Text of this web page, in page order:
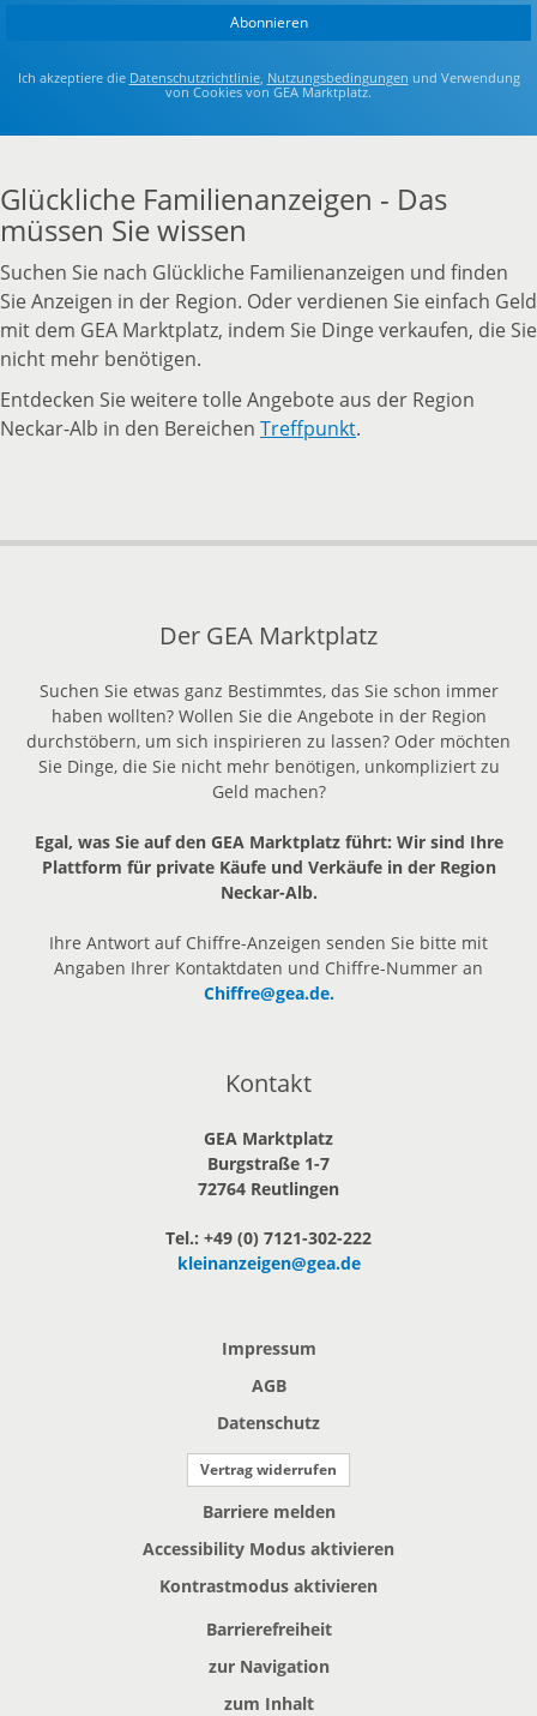
Abonnieren
Ich akzeptiere die Datenschutzrichtlinie, Nutzungsbedingungen und Verwendung
von Cookies von GEA Marktplatz.
Glückliche Familienanzeigen - Das
müssen Sie wissen
Suchen Sie nach Glückliche Familienanzeigen und finden
Sie Anzeigen in der Region. Oder verdienen Sie einfach Geld
mit dem GEA Marktplatz, indem Sie Dinge verkaufen, die Sie
nicht mehr benötigen.
Entdecken Sie weitere tolle Angebote aus der Region
Neckar-Alb in den Bereichen Treffpunkt.
Der GEA Marktplatz
Suchen Sie etwas ganz Bestimmtes, das Sie schon immer
haben wollten? Wollen Sie die Angebote in der Region
durchstöbern, um sich inspirieren zu lassen? Oder möchten
Sie Dinge, die Sie nicht mehr benötigen, unkompliziert zu
Geld machen?
Egal, was Sie auf den GEA Marktplatz führt: Wir sind Ihre
Plattform für private Käufe und Verkäufe in der Region
Neckar-Alb.
Ihre Antwort auf Chiffre-Anzeigen senden Sie bitte mit
Angaben Ihrer Kontaktdaten und Chiffre-Nummer an
Chiffre@gea.de.
Kontakt
GEA Marktplatz
Burgstraße 1-7
72764 Reutlingen
Tel.: +49 (0) 7121-302-222
kleinanzeigen@gea.de
Impressum
AGB
Datenschutz
Vertrag widerrufen
Barriere melden
Accessibility Modus aktivieren
Kontrastmodus aktivieren
Barrierefreiheit
zur Navigation
zum Inhalt